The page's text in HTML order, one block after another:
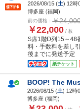
2026/08/15 (土) 12時
博多座 (福岡)
前の価格： ￥
￥22,000 / 枚
S席1階D列15～48
料・手数料を差し
後までに発送予定
紙チケット
BOOP! The
2026/08/15 (土) 12時
博多座 (福岡)